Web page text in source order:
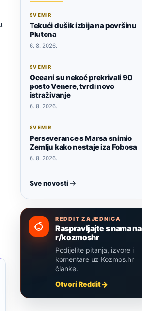
SVEMIR
Tekući dušik izbija na površinu
Plutona
6. 8. 2026.
SVEMIR
Oceani su nekoć prekrivali 90
posto Venere, tvrdi novo
istraživanje
6. 8. 2026.
SVEMIR
Perseverance s Marsa snimio
Zemlju kako nestaje iza Fobosa
6. 8. 2026.
Sve novosti
REDDIT ZAJEDNICA
Raspravljajte s nama na
r/kozmoshr
Podijelite pitanja, izvore i
komentare uz Kozmos.hr
članke.
Otvori Reddit